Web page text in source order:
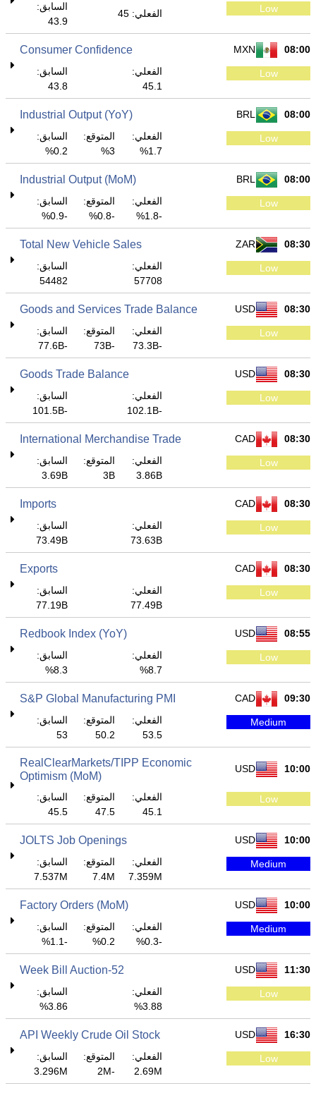
Low الفعلي: 45
السابق:
43.9
08:00
MXN
Consumer Confidence
Low
الفعلي:
45.1
السابق:
43.8
08:00
BRL
Industrial Output (YoY)
Low
الفعلي:
1.7%
المتوقع:
3%
السابق:
0.2%
08:00
BRL
Industrial Output (MoM)
Low
الفعلي:
-1.8%
المتوقع:
-0.8%
السابق:
-0.9%
08:30
ZAR
Total New Vehicle Sales
Low
الفعلي:
57708
السابق:
54482
08:30
USD
Goods and Services Trade Balance
Low
الفعلي:
-73.3B
المتوقع:
-73B
السابق:
-77.6B
08:30
USD
Goods Trade Balance
Low
الفعلي:
-102.1B
السابق:
-101.5B
08:30
CAD
International Merchandise Trade
Low
الفعلي:
3.86B
المتوقع:
3B
السابق:
3.69B
08:30
CAD
Imports
Low
الفعلي:
73.63B
السابق:
73.49B
08:30
CAD
Exports
Low
الفعلي:
77.49B
السابق:
77.19B
08:55
USD
Redbook Index (YoY)
Low
الفعلي:
8.7%
السابق:
8.3%
09:30
CAD
S&P Global Manufacturing PMI
Medium
الفعلي:
53.5
المتوقع:
50.2
السابق:
53
10:00
USD
RealClearMarkets/TIPP Economic
Optimism (MoM)
Low
الفعلي:
45.1
المتوقع:
47.5
السابق:
45.5
10:00
USD
JOLTS Job Openings
Medium
الفعلي:
7.359M
المتوقع:
7.4M
السابق:
7.537M
10:00
USD
Factory Orders (MoM)
Medium
الفعلي:
-0.3%
المتوقع:
0.2%
السابق:
-1.1%
11:30
USD
52-Week Bill Auction
Low
الفعلي:
3.88%
السابق:
3.86%
16:30
USD
API Weekly Crude Oil Stock
Low
الفعلي:
2.69M
المتوقع:
-2M
السابق:
3.296M